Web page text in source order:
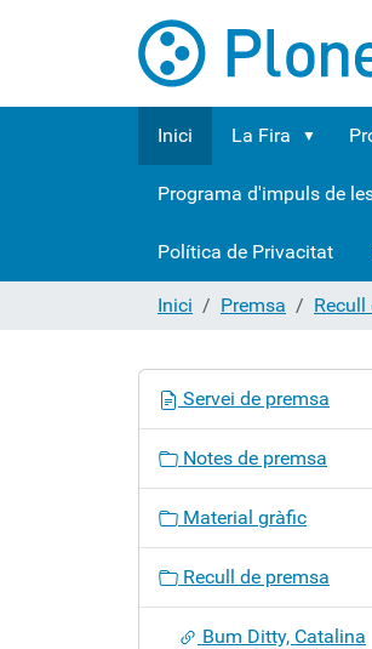
Inici La Fira
Programa d'impuls de
Política de Privacitat
Inici Premsa Recull
ó
Servei de premsa
Notes de premsa
Material gràfic
Recull de premsa
Bum Ditty, Catalina